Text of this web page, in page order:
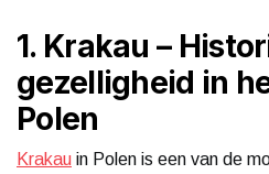
1. Krakau –
gezelligheid in
Polen
Krakau in Polen is een van de